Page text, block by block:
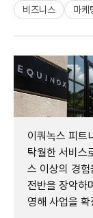
비즈니스 마케
이쿼녹스 피트
탁월한 서비스
스 이상의 경
전반을 장악하
영해 사업을